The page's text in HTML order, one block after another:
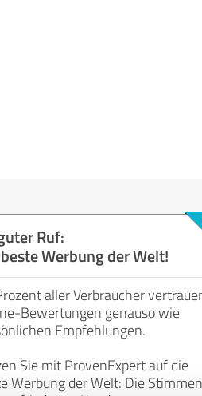
Ruf:
Werbung der Welt!
aller Verbraucher
Bewertungen genauso wie
Empfehlungen.
Sie mit ProvenExpert auf die
Werbung der Welt: Die Stimmen